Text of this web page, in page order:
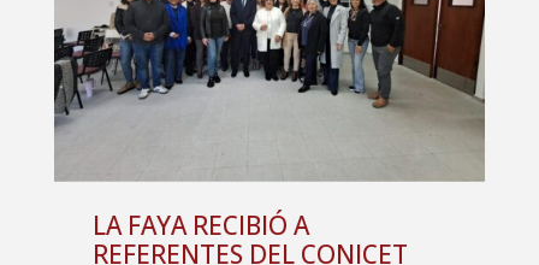
LA FAYA RECIBIÓ A
REFERENTES DEL CONICET